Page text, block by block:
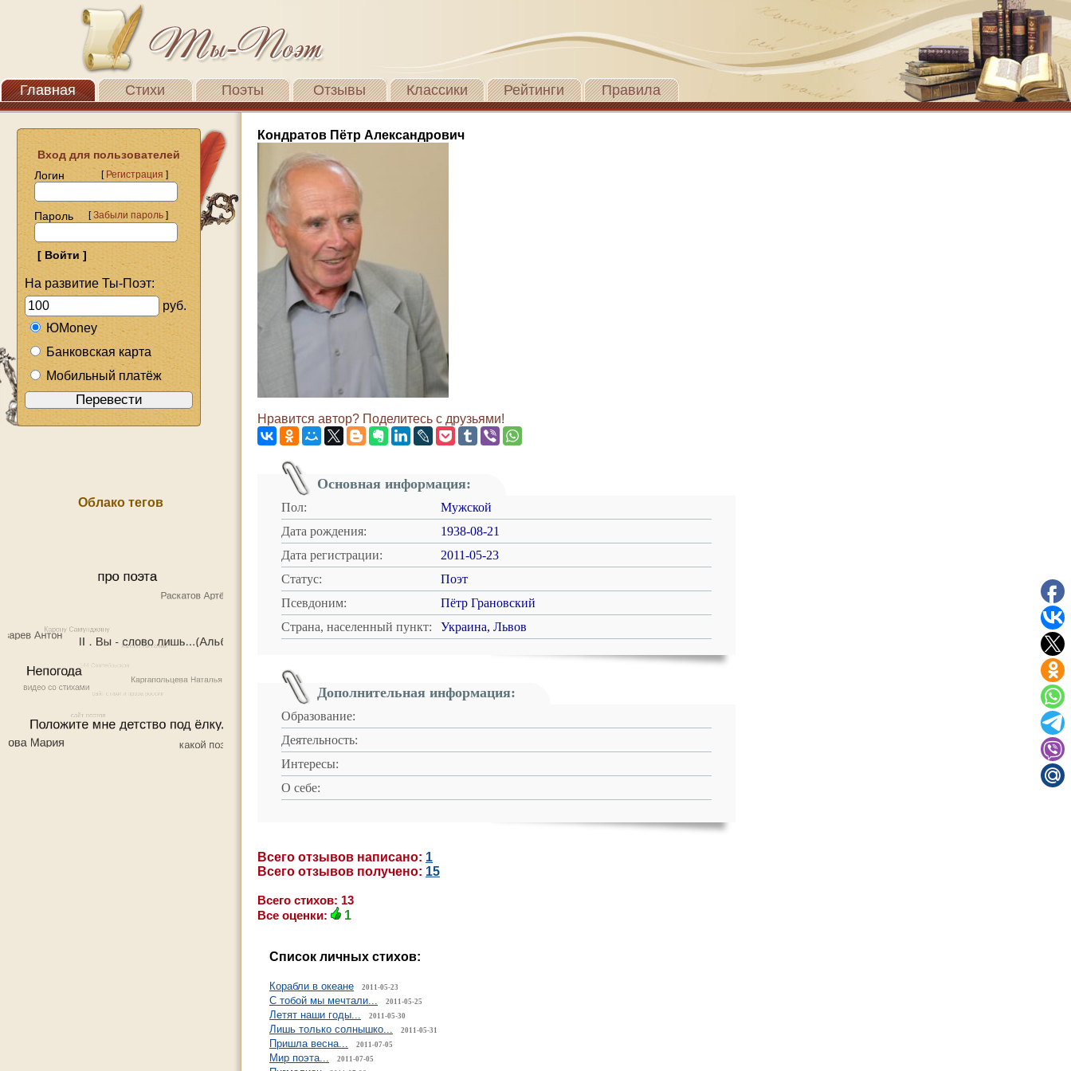
Главная Стихи Поэты Отзывы Классики Рейтинги Правила
Вход для пользователей
Логин
[Регистрация]
Пароль [Забыли пароль]
На развитие Ты-Поэт:
руб.
ЮMoney
Банковская карта
Мобильный платёж
Облако тегов
Кондратов Пётр Александрович
Нравится автор? Поделитесь с друзьями!
Основная информация:
Пол:
Мужской
Дата рождения:
1938-08-21
Дата регистрации:
2011-05-23
Статус:
Поэт
Псевдоним:
Пётр Грановский
Страна, населенный пункт:
Украина, Львов
Дополнительная информация:
Образование:
Деятельность:
Интересы:
О себе:
Всего отзывов написано: 1
Всего отзывов получено: 15
Всего стихов: 13
Все оценки:
1
Список личных стихов:
Корабли в океане 2011-05-23
С тобой мы мечтали... 2011-05-25
Летят наши годы... 2011-05-30
Лишь только солнышко... 2011-05-31
Пришла весна... 2011-07-05
Мир поэта... 2011-07-05